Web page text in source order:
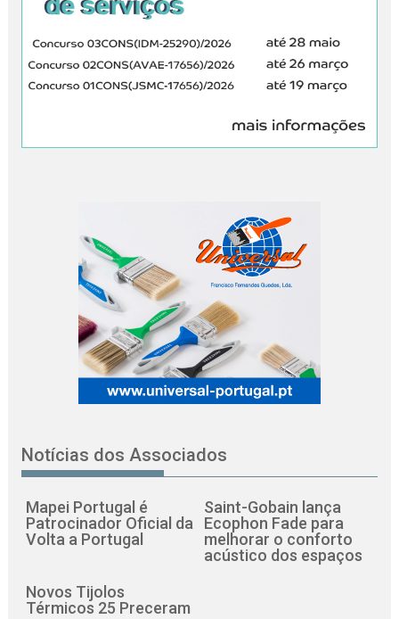
Notícias dos Associados
Mapei Portugal é
Patrocinador Oficial da
Volta a Portugal
Saint-Gobain lança
Ecophon Fade para
melhorar o conforto
acústico dos espaços
Novos Tijolos
Térmicos 25 Preceram